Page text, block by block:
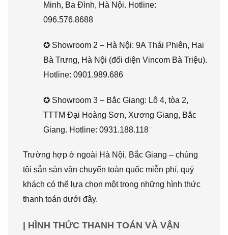
Minh, Ba Đình, Hà Nội. Hotline:
096.576.8688
✪ Showroom 2 – Hà Nội: 9A Thái Phiên, Hai
Bà Trưng, Hà Nội (đối diện Vincom Bà Triệu).
Hotline: 0901.989.686
✪ Showroom 3 – Bắc Giang: Lô 4, tòa 2,
TTTM Đại Hoàng Sơn, Xương Giang, Bắc
Giang. Hotline: 0931.188.118
Trường hợp ở ngoài Hà Nội, Bắc Giang – chúng
tôi sẵn sàn vận chuyển toàn quốc miễn phí, quý
khách có thể lựa chọn một trong những hình thức
thanh toán dưới đây.
| HÌNH THỨC THANH TOÁN VÀ VẬN